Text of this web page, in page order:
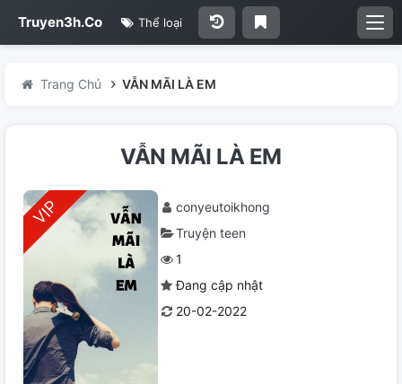
Truyen3h.Co Thể loại
Trang Chủ VẪN MÃI LÀ EM
VẪN MÃI LÀ EM
conyeutoikhong
Truyện teen
1
Đang cập nhật
20-02-2022